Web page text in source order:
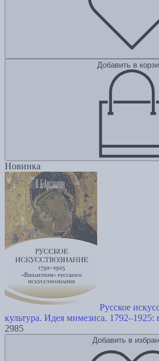
Добавить в
Новинка
Русское
культура. Идея мимезиса. 1792–1925:
2985
Добавить в